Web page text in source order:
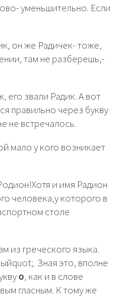
уменьшительно. Если
он же Радичек- тоже,
там не разберешь,-
звали Радик. А вот
правильно через букву
не встречалось.
мало у кого возникает
и имя Радион
человека,у которого в
столе
из греческого языка.
Зная это, вполне
о, как и в слове
гласным. К тому же